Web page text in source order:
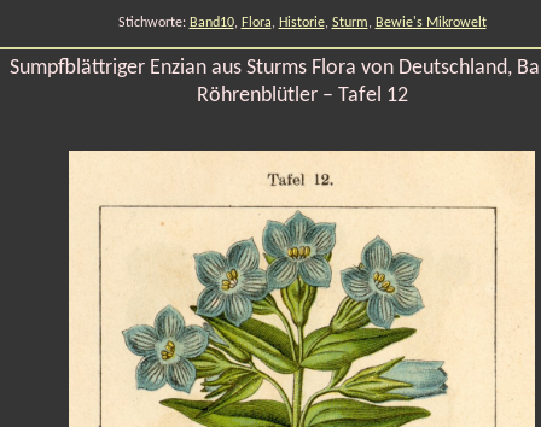
Stichworte: Band10, Flora, Historie, Sturm, Bewie's Mikrowelt
Sumpfblättriger Enzian aus Sturms Flora von Deutschland,
Röhrenblütler – Tafel 12